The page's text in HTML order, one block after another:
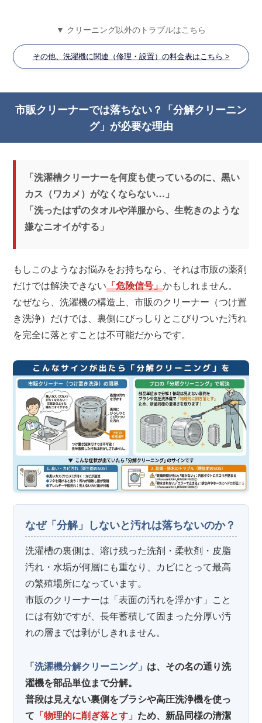
▼ クリーニング以外のトラブルはこちら
その他、洗濯機に関連（修理・設置）の料金表はこちら >
市販クリーナーでは落ちない？「分解クリーニン
グ」が必要な理由
「洗濯槽クリーナーを何度も使っているのに、黒い
カス（ワカメ）がなくならない…」
「洗ったはずのタオルや洋服から、生乾きのような
嫌なニオイがする」
もしこのようなお悩みをお持ちなら、それは市販の薬剤
だけでは解決できない「危険信号」かもしれません。
なぜなら、洗濯機の構造上、市販のクリーナー（つけ置
き洗浄）だけでは、裏側にびっしりとこびりついた汚れ
を完全に落とすことは不可能だからです。
なぜ「分解」しないと汚れは落ちないのか？
洗濯槽の裏側は、溶け残った洗剤・柔軟剤・皮脂
汚れ・水垢が何層にも重なり、カビにとって最高
の繁殖場所になっています。
市販のクリーナーは「表面の汚れを浮かす」こと
には有効ですが、長年蓄積して固まった分厚い汚
れの層までは剥がしきれません。
「洗濯機分解クリーニング」 は、その名の通り洗
濯機を部品単位まで分解。
普段は見えない裏側をブラシや高圧洗浄機を使っ
て 「物理的に削ぎ落とす」 ため、新品同様の清潔